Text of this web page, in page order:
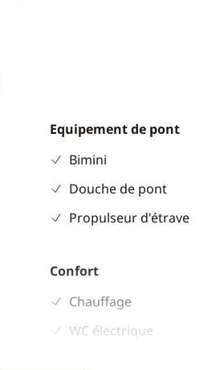
Equipement de pont
Bimini
Douche de pont
Propulseur d'étrave
Confort
Chauffage
WC électrique